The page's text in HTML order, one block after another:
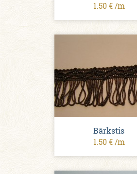
1.50 € /m
Bārkstis
1.50 € /m